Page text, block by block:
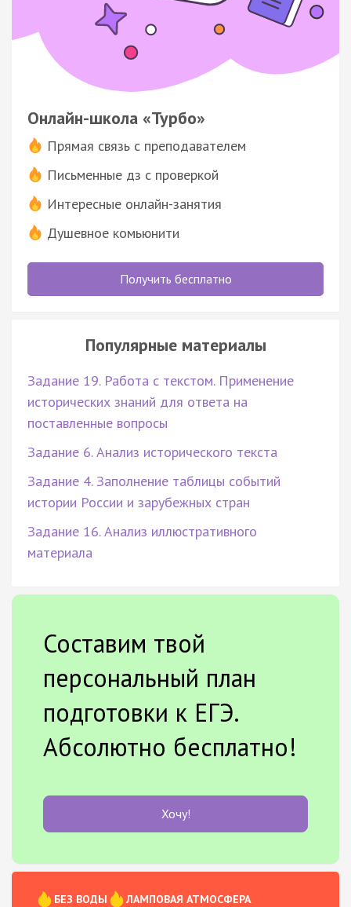
Онлайн-школа «Турбо»
Прямая связь с преподавателем
Письменные дз с проверкой
Интересные онлайн-занятия
Душевное комьюнити
Получить бесплатно
Популярные материалы
Задание 19. Работа с текстом. Применение
исторических знаний для ответа на
поставленные вопросы
Задание 6. Анализ исторического текста
Задание 4. Заполнение таблицы событий
истории России и зарубежных стран
Задание 16. Анализ иллюстративного
материала
Составим твой
персональный план
подготовки к ЕГЭ.
Абсолютно бесплатно!
Хочу!
БЕЗ ВОДЫ
ЛАМПОВАЯ АТМОСФЕРА